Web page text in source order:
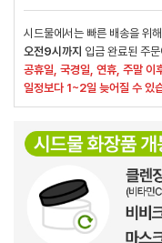
시드물에서는 빠른 배송을 위해
오전9시까지 입금 완료된 주
공휴일, 국경일, 연휴, 주말 이
일정보다 1~2일 늦어질 수 있